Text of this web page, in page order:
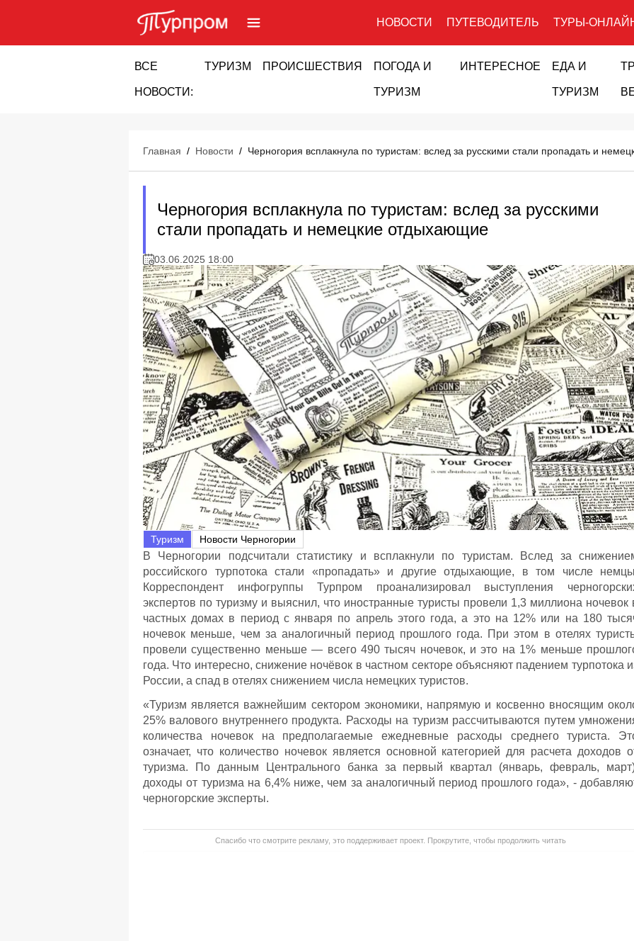
НОВОСТИ ПУТЕВОДИТЕЛЬ ТУРЫ-
ВСЕ
НОВОСТИ:
ТУРИЗМ ПРОИСШЕСТВИЯ ПОГОДА И
ТУРИЗМ
ИНТЕРЕСНОЕ ЕДА И
ТУРИЗМ
Главная / Новости / Черногория всплакнула по туристам: вслед за русскими стали пропадать и
Черногория всплакнула по туристам: вслед за русскими
стали пропадать и немецкие отдыхающие
03.06.2025 18:00
Туризм Новости Черногории
В Черногории подсчитали статистику и всплакнули по туристам. Вслед за
российского турпотока стали «пропадать» и другие отдыхающие, в том числе
Корреспондент инфогруппы Турпром проанализировал выступления
экспертов по туризму и выяснил, что иностранные туристы провели 1,3 миллиона ночевок
частных домах в период с января по апрель этого года, а это на 12% или на 180
ночевок меньше, чем за аналогичный период прошлого года. При этом в отелях
провели существенно меньше — всего 490 тысяч ночевок, и это на 1% меньше
года. Что интересно, снижение ночёвок в частном секторе объясняют падением турпотока
России, а спад в отелях снижением числа немецких туристов.
«Туризм является важнейшим сектором экономики, напрямую и косвенно вносящим
25% валового внутреннего продукта. Расходы на туризм рассчитываются путем
количества ночевок на предполагаемые ежедневные расходы среднего туриста.
означает, что количество ночевок является основной категорией для расчета доходов
туризма. По данным Центрального банка за первый квартал (январь, февраль,
доходы от туризма на 6,4% ниже, чем за аналогичный период прошлого года», -
черногорские эксперты.
Спасибо что смотрите рекламу, это поддерживает проект. Прокрутите, чтобы продолжить читать